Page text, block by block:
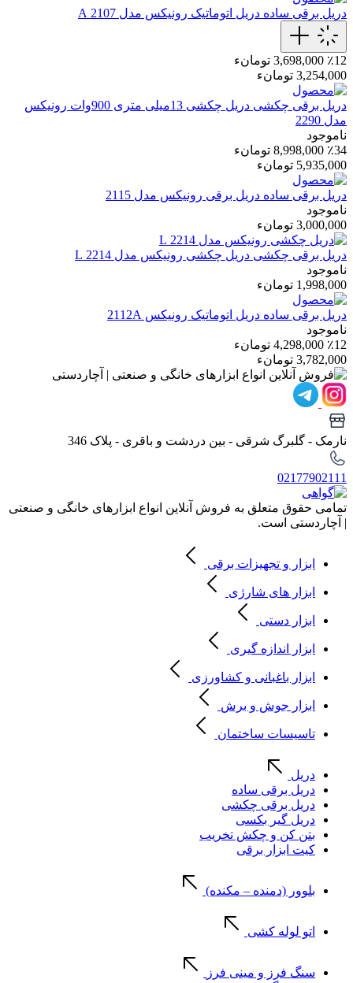
دریل برقی ساده دریل اتوماتیک رونیکس مدل 2107 A
٪12 3,698,000 تومانء
3,254,000 تومانء
دریل برقی چکشی
دریل چکشی 13میلی متری 900وات رونیکس
مدل 2290
ناموجود
٪34 8,998,000 تومانء
5,935,000 تومانء
دریل برقی ساده دریل برقی رونیکس مدل 2115
ناموجود
3,000,000 تومانء
دریل برقی چکشی دریل چکشی رونیکس مدل 2214 L
ناموجود
1,998,000 تومانء
دریل برقی ساده دریل اتوماتیک رونیکس 2112A
ناموجود
٪12 4,298,000 تومانء
3,782,000 تومانء
نارمک - گلبرگ شرقی - بین دردشت و باقری - پلاک 346
02177902111
تمامی حقوق متعلق به فروش آنلاین انواع ابزارهای خانگی و صنعتی
| آچاردستی است.
ابزار و تجهیزات برقی
ابزار های شارژی
ابزار دستی
ابزار اندازه گیری
ابزار باغبانی و کشاورزی
ابزار جوش و برش
تاسیسات ساختمان
دریل
دریل برقی ساده
دریل برقی چکشی
دریل گیر بکسی
بتن کن و چکش تخریب
کیت ابزار برقی
بلوور (دمنده – مکنده)
اتو لوله کشی
سنگ فرز و مینی فرز